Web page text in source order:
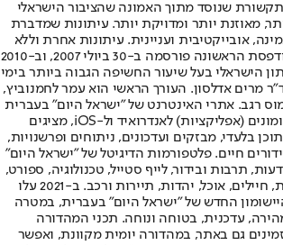
תקשורת שנוסד מתוך האמונה שהציבור הישראלי
מאוזנת יותר ומדויקת יותר. עיתונות שמדברת
אובייקטיבית ועניינית. עיתונות אחרת וללא
תשלום. המהדורה המודפסת הראשונה פורסמה ב-30 ביולי 2007, וב-2010
הישראלי בעל שיעור החשיפה הגבוה ביותר בימי
מרים אדלסון. העורך הראשי הוא עמר לחמנוביץ,
רגב. אתרי האינטרנט של "ישראל היום" בעברית
ובאנגלית, כמו כן היישומונים (אפליקציות) לאנדרואיד ול-iOS, מציגים
בלעדי, מבזקים ועדכונים, ניתוחים ופרשנויות,
חיים. פלטפורמות הדיגיטל של "ישראל היום"
תרבות ובידור, לייף סטייל, טכנולוגיה, ספורט,
כלכלה וצרכנות, בריאות, חיילים, אוכל, יהדות, תיירות ורכב. ב-2021 עלו
החדש של "ישראל היום" בעברית, במטרה
עדכנית, בטוחה ונוחה. תכני המהדורה
גם באתר, במהדורה יומית מקוונת, ואפשר